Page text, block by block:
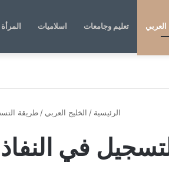
العربي تعليم وجامعات اسلاميات
الرئيسية / الخليج العربي / طريقة
في النفاذ